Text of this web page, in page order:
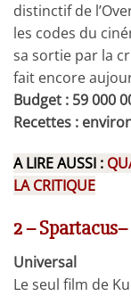
distinctif de
les codes du
sa sortie par la
fait encore
Budget : 59 000
Recettes :
A LIRE AUSSI :
LA CRITIQUE
2 – Spartacus–
Universal
Le seul film de